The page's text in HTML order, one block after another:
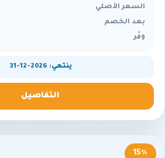
السعر الأصلي
بعد الخصم
وفّر
ينتهي: 2026-12-31
التفاصيل
15%